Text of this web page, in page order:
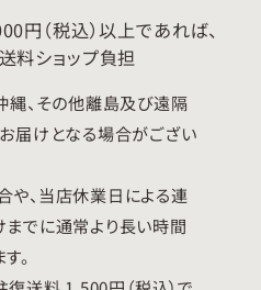
円（税込）以上であれば、
料ショップ負担
縄、その他離島及び遠隔
届けとなる場合がござい
、当店休業日による連
でに通常より長い時間
。